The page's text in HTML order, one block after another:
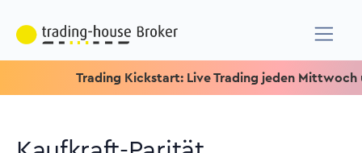
Trading Kickstart: Live Trading jeden Mittwoch um